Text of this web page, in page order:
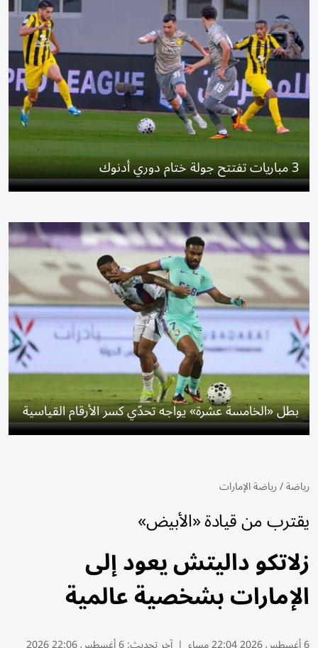
3 مباريات تفتتح جولة ختام دوري أدنوك
بطل «الخامسة عشرة» يواجه تحدّي كسر الأرقام القياسية
رياضة/رياضة الإمارات
يقترب من قيادة «الأبيض»
زلاتكو داليتش يعود إلى
الإمارات بشخصية عالمية